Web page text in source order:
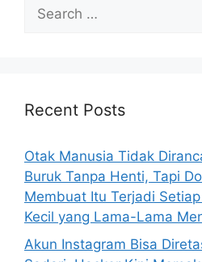
h
r
:
Recent Posts
Otak Manusia Tidak
Buruk Tanpa Henti, Tapi
Membuat Itu Terjadi
Kecil yang Lama-Lama
Akun Instagram Bisa